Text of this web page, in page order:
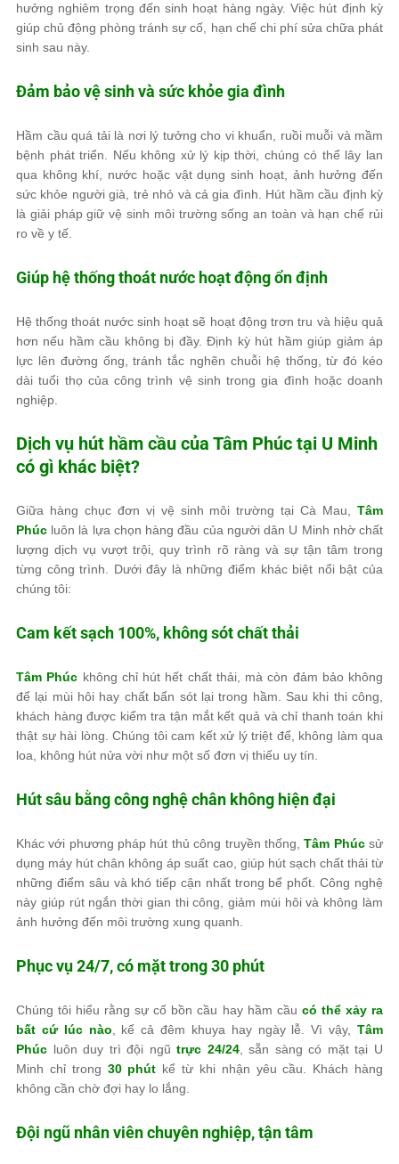
hưởng nghiêm trọng đến sinh hoạt hàng ngày. Việc hút định kỳ
giúp chủ động phòng tránh sự cố, hạn chế chi phí sửa chữa phát
sinh sau này.
Đảm bảo vệ sinh và sức khỏe gia đình
Hầm cầu quá tải là nơi lý tưởng cho vi khuẩn, ruồi muỗi và mầm
bệnh phát triển. Nếu không xử lý kịp thời, chúng có thể lây lan
qua không khí, nước hoặc vật dụng sinh hoạt, ảnh hưởng đến
sức khỏe người già, trẻ nhỏ và cả gia đình. Hút hầm cầu định kỳ
là giải pháp giữ vệ sinh môi trường sống an toàn và hạn chế rủi
ro về y tế.
Giúp hệ thống thoát nước hoạt động ổn định
Hệ thống thoát nước sinh hoạt sẽ hoạt động trơn tru và hiệu quả
hơn nếu hầm cầu không bị đầy. Định kỳ hút hầm giúp giảm áp
lực lên đường ống, tránh tắc nghẽn chuỗi hệ thống, từ đó kéo
dài tuổi thọ của công trình vệ sinh trong gia đình hoặc doanh
nghiệp.
Dịch vụ hút hầm cầu của Tâm Phúc tại U Minh
có gì khác biệt?
Giữa hàng chục đơn vị vệ sinh môi trường tại Cà Mau, Tâm
Phúc luôn là lựa chọn hàng đầu của người dân U Minh nhờ chất
lượng dịch vụ vượt trội, quy trình rõ ràng và sự tận tâm trong
từng công trình. Dưới đây là những điểm khác biệt nổi bật của
chúng tôi:
Cam kết sạch 100%, không sót chất thải
Tâm Phúc không chỉ hút hết chất thải, mà còn đảm bảo không
để lại mùi hôi hay chất bẩn sót lại trong hầm. Sau khi thi công,
khách hàng được kiểm tra tận mắt kết quả và chỉ thanh toán khi
thật sự hài lòng. Chúng tôi cam kết xử lý triệt để, không làm qua
loa, không hút nửa vời như một số đơn vị thiếu uy tín.
Hút sâu bằng công nghệ chân không hiện đại
Khác với phương pháp hút thủ công truyền thống,Tâm Phúcsử
dụng máy hút chân không áp suất cao, giúp hút sạch chất thải từ
những điểm sâu và khó tiếp cận nhất trong bể phốt. Công nghệ
này giúp rút ngắn thời gian thi công, giảm mùi hôi và không làm
ảnh hưởng đến môi trường xung quanh.
Phục vụ 24/7, có mặt trong 30 phút
Chúng tôi hiểu rằng sự cố bồn cầu hay hầm cầu có thể xảy ra
bất cứ lúc nào , kể cả đêm khuya hay ngày lễ. Vì vậy,Tâm
Phúc luôn duy trì đội ngũtrực 24/24, sẵn sàng có mặt tại U
Minh chỉ trong 30 phút kể từ khi nhận yêu cầu. Khách hàng
không cần chờ đợi hay lo lắng.
Đội ngũ nhân viên chuyên nghiệp, tận tâm